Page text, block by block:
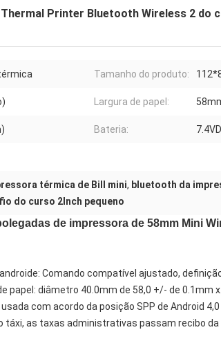
Thermal Printer Bluetooth Wireless 2 do
Tamanho do produto:
Largura de papel:
Bateria:
térmica de Bill mini, bluetooth da
do curso 2Inch pequeno
de impressora de 58mm Mini
Comando compatível ajustado,
papel: diâmetro 40.0mm de 58,0 +/- de 0.1mm x.
com acordo da posição SPP de Android 4,0
táxi, as taxas administrativas passam recibo